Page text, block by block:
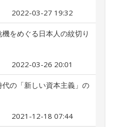
2022-03-27 19:32
機をめぐる日本人の紋切り
2022-03-26 20:01
代の「新しい資本主義」の
2021-12-18 07:44